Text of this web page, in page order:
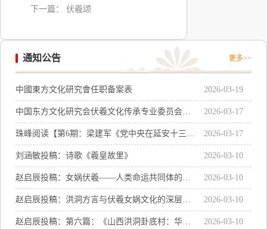
下一篇：
伏羲颂
通知公告 更多>>
中國東方文化研究會任职备案表 2026-03-19
中国东方文化研究会伏羲文化传承专业委员会主
任聘书感言
2026-03-17
珠峰阅读【第6期：梁建军《党中央在延安十三
年》系列讲座之二：《党中央在延安十三年的辉
煌成就及历史启示》
2026-03-17
刘涵敏投稿：诗歌《羲皇故里》 2026-03-10
赵启辰投稿：女娲伏羲——人类命运共同体的精
神符号与世界文明的共同源头
2026-03-10
赵启辰投稿：洪洞方言与伏羲女娲文化的深层关
联
2026-03-10
赵启辰投稿：第六篇：《山西洪洞卦底村：华夏
2026-03-10